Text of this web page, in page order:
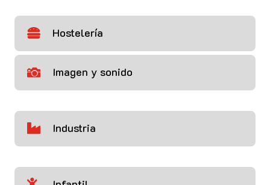
 Hostelería
 Imagen y sonido
 Industria